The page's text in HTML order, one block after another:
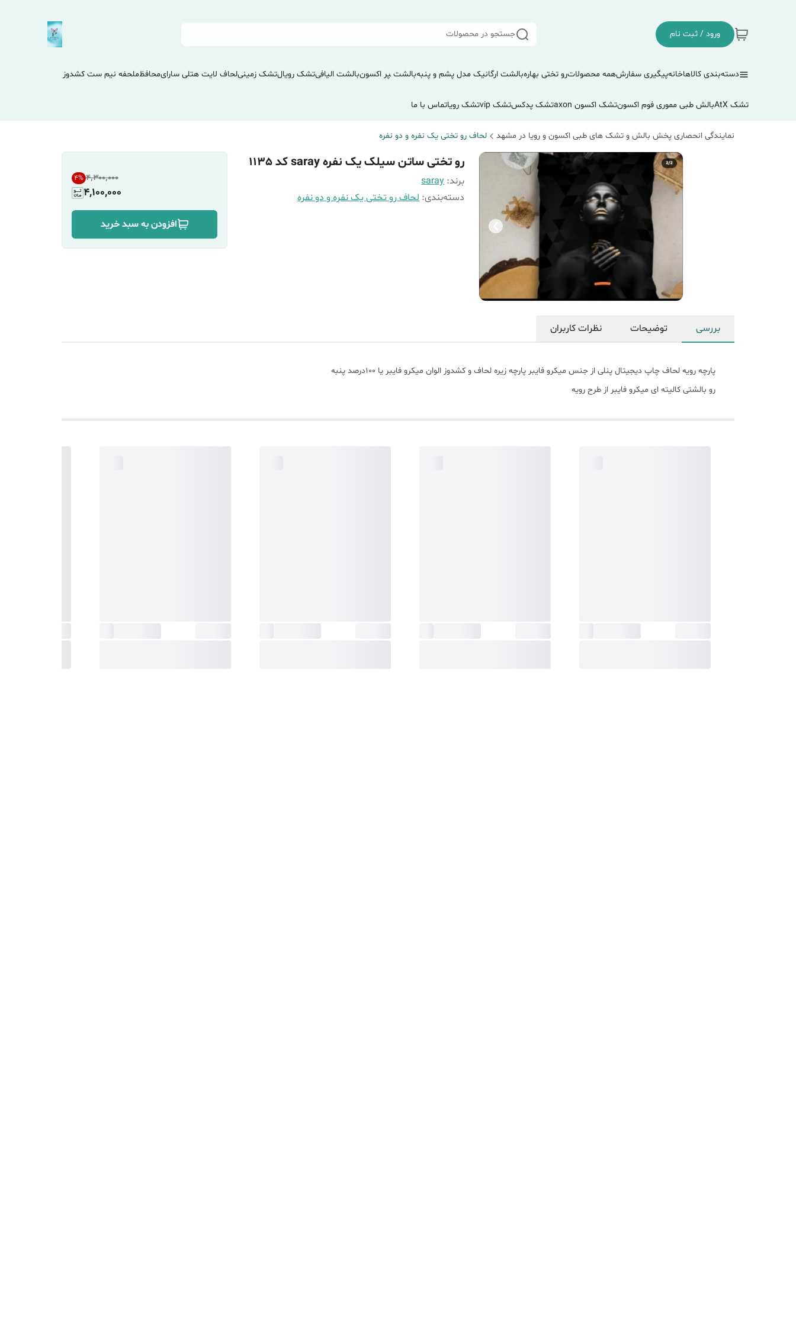
ورود / ثبت نام جستجو در محصولات
دسته‌بندی کالاهاخانهپیگیری سفارشهمه محصولاترو تختی بهارهبالشت ارگانیک مدل پشم و پنبهبالشت ‍‍‍پر اکسونبالشت الیافیتشک رویالتشک زمینیلحاف لایت هتلی سارایمحافظملحفه نیم ست کشدوز
تشک AtX بالش طبی مموری فوم اکسونتشک اکسون axon تشک پدکستشک vip تشک رویاتماس با ما
نمایندگی انحصاری پخش بالش و تشک های طبی اکسون و رویا در مشهد لحاف رو تختی یک نفره و دو نفره
رو تختی ساتن سیلک یک نفره saray کد 1135
برند: saray
دسته‌بندی:لحاف رو تختی یک نفره و دو نفره
۴٬۳۰۰٬۰۰۰ 4%
4,100,000
افزودن به سبد خرید
بررسی توضیحات نظرات کاربران
پارچه رویه لحاف چاپ دیجیتال پنلی از جنس میکرو فایبر پارچه زیره لحاف و کشدوز الوان میکرو فایبر یا 100درصد پنبه
رو بالشتی کالیته ای میکرو فایبر از طرح رویه